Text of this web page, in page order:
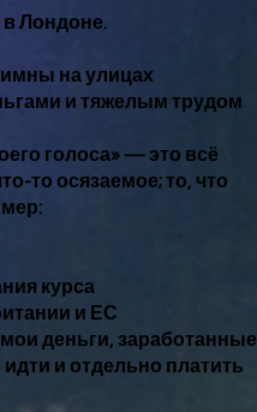
в Лондоне.
на улицах
и тяжелым трудом
голоса» — это всё
то осязаемое; то, что
курса
и ЕС
деньги, заработанные
и отдельно платить